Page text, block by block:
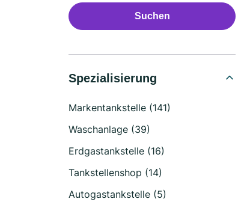
Suchen
Spezialisierung
Markentankstelle (141)
Waschanlage (39)
Erdgastankstelle (16)
Tankstellenshop (14)
Autogastankstelle (5)